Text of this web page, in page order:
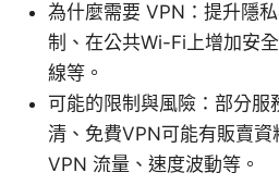
為什麼需要 VPN：提升隱
制、在公共Wi-Fi上增加安
線等。
可能的限制與風險：部分服
清、免費VPN可能有販賣
VPN 流量、速度波動等。